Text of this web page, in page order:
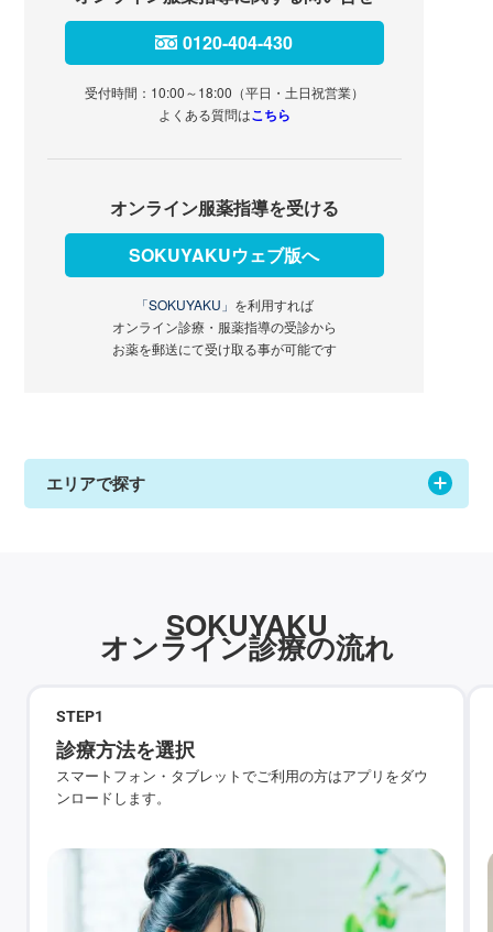
0120-404-430
受付時間：10:00～18:00（平日・土日祝営業）
よくある質問はこちら
オンライン服薬指導を受ける
SOKUYAKUウェブ版へ
「SOKUYAKU」 を利用すれば
オンライン診療・服薬指導の受診から
お薬を郵送にて受け取る事が可能です
エリアで探す
SOKUYAKU
オンライン診療の流れ
STEP1
診療方法を選択
スマートフォン・タブレットでご利用の方はアプリをダウ
ンロードします。